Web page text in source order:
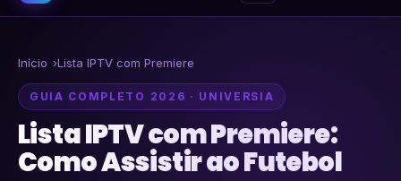
Início Lista IPTV com Premiere
GUIA COMPLETO 2026 · UNIVERSIA
Lista IPTV com Premiere:
Como Assistir ao Futebol